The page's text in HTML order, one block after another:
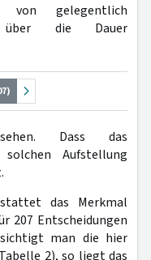
gelegentlich
über die Dauer
Dass das
Aufstellung
das Merkmal
207 Entscheidungen
man die hier
2), so liegt das